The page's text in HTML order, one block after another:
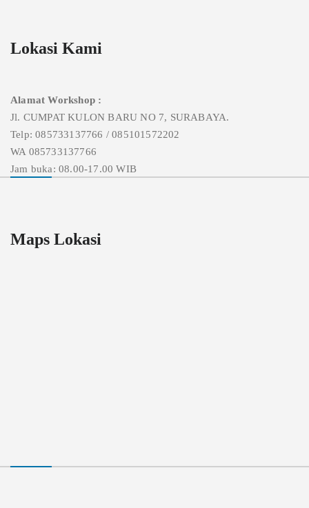
Lokasi Kami
Alamat Workshop :
Jl. CUMPAT KULON BARU NO 7, SURABAYA.
Telp: 085733137766 / 085101572202
WA 085733137766
Jam buka: 08.00-17.00 WIB
Maps Lokasi